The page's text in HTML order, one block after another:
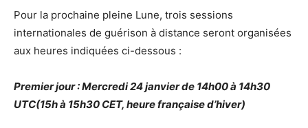
Pour la prochaine pleine Lune, trois sessions
internationales de guérison à distance seront organisées
aux heures indiquées ci-dessous :
Premier jour : Mercredi 24 janvier de 14h00 à 14h30
UTC(15h à 15h30 CET, heure française d’hiver)